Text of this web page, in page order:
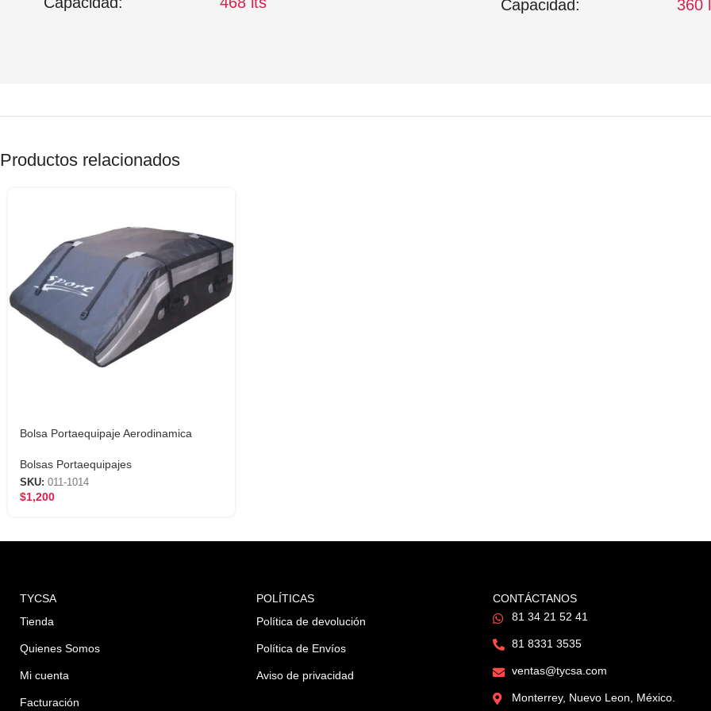
Capacidad: 360
Productos relacionados
Bolsa Portaequipaje Aerodinamica
Bolsas Portaequipajes
SKU: 011-1014
$1,200
TYCSA
Tienda
Quienes Somos
Mi cuenta
Facturación
POLÍTICAS
Política de devolución
Política de Envíos
Aviso de privacidad
CONTÁCTANOS
81 34 21 52 41
81 8331 3535
ventas@tycsa.com
Monterrey, Nuevo Leon, México.